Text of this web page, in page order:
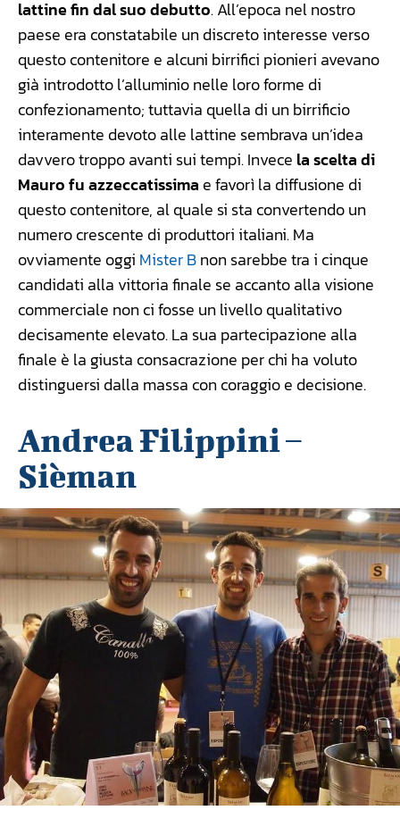
lattine fin dal suo debutto. All’epoca nel nostro
paese era constatabile un discreto interesse verso
questo contenitore e alcuni birrifici pionieri avevano
già introdotto l’alluminio nelle loro forme di
confezionamento; tuttavia quella di un birrificio
interamente devoto alle lattine sembrava un’idea
davvero troppo avanti sui tempi. Invece la scelta di
Mauro fu azzeccatissima e favorì la diffusione di
questo contenitore, al quale si sta convertendo un
numero crescente di produttori italiani. Ma
ovviamente oggi Mister Bnon sarebbe tra i cinque
candidati alla vittoria finale se accanto alla visione
commerciale non ci fosse un livello qualitativo
decisamente elevato. La sua partecipazione alla
finale è la giusta consacrazione per chi ha voluto
distinguersi dalla massa con coraggio e decisione.
Andrea Filippini –
Sièman